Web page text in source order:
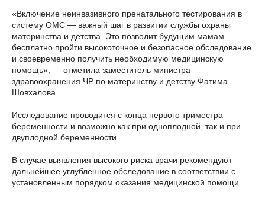
«Включение неинвазивного пренатального тестирования в
систему ОМС — важный шаг в развитии службы охраны
материнства и детства. Это позволит будущим мамам
бесплатно пройти высокоточное и безопасное обследование
и своевременно получить необходимую медицинскую
помощь», — отметила заместитель министра
здравоохранения ЧР по материнству и детству Фатима
Шовхалова.
Исследование проводится с конца первого триместра
беременности и возможно как при одноплодной, так и при
двуплодной беременности.
В случае выявления высокого риска врачи рекомендуют
дальнейшее углублённое обследование в соответствии с
установленным порядком оказания медицинской помощи.